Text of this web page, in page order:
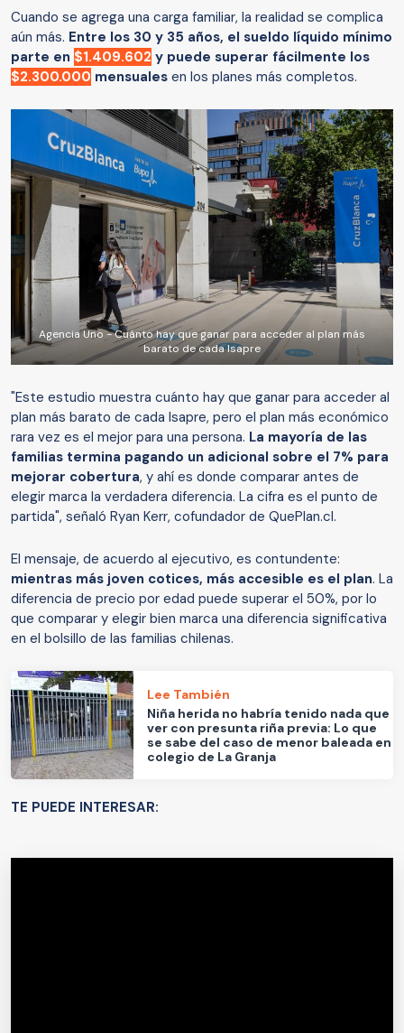
Cuando se agrega una carga familiar, la realidad se complica
aún más. Entre los 30 y 35 años, el sueldo líquido mínimo
parte en $1.409.602 y puede superar fácilmente los
$2.300.000 mensuales en los planes más completos.
Agencia Uno - Cuánto hay que ganar para acceder al plan más
barato de cada Isapre
"Este estudio muestra cuánto hay que ganar para acceder al
plan más barato de cada Isapre, pero el plan más económico
rara vez es el mejor para una persona. La mayoría de las
familias termina pagando un adicional sobre el 7% para
mejorar cobertura, y ahí es donde comparar antes de
elegir marca la verdadera diferencia. La cifra es el punto de
partida", señaló Ryan Kerr, cofundador de QuePlan.cl.
El mensaje, de acuerdo al ejecutivo, es contundente:
mientras más joven cotices, más accesible es el plan. La
diferencia de precio por edad puede superar el 50%, por lo
que comparar y elegir bien marca una diferencia significativa
en el bolsillo de las familias chilenas.
Lee También
Niña herida no habría tenido nada que
ver con presunta riña previa: Lo que
se sabe del caso de menor baleada en
colegio de La Granja
TE PUEDE INTERESAR: